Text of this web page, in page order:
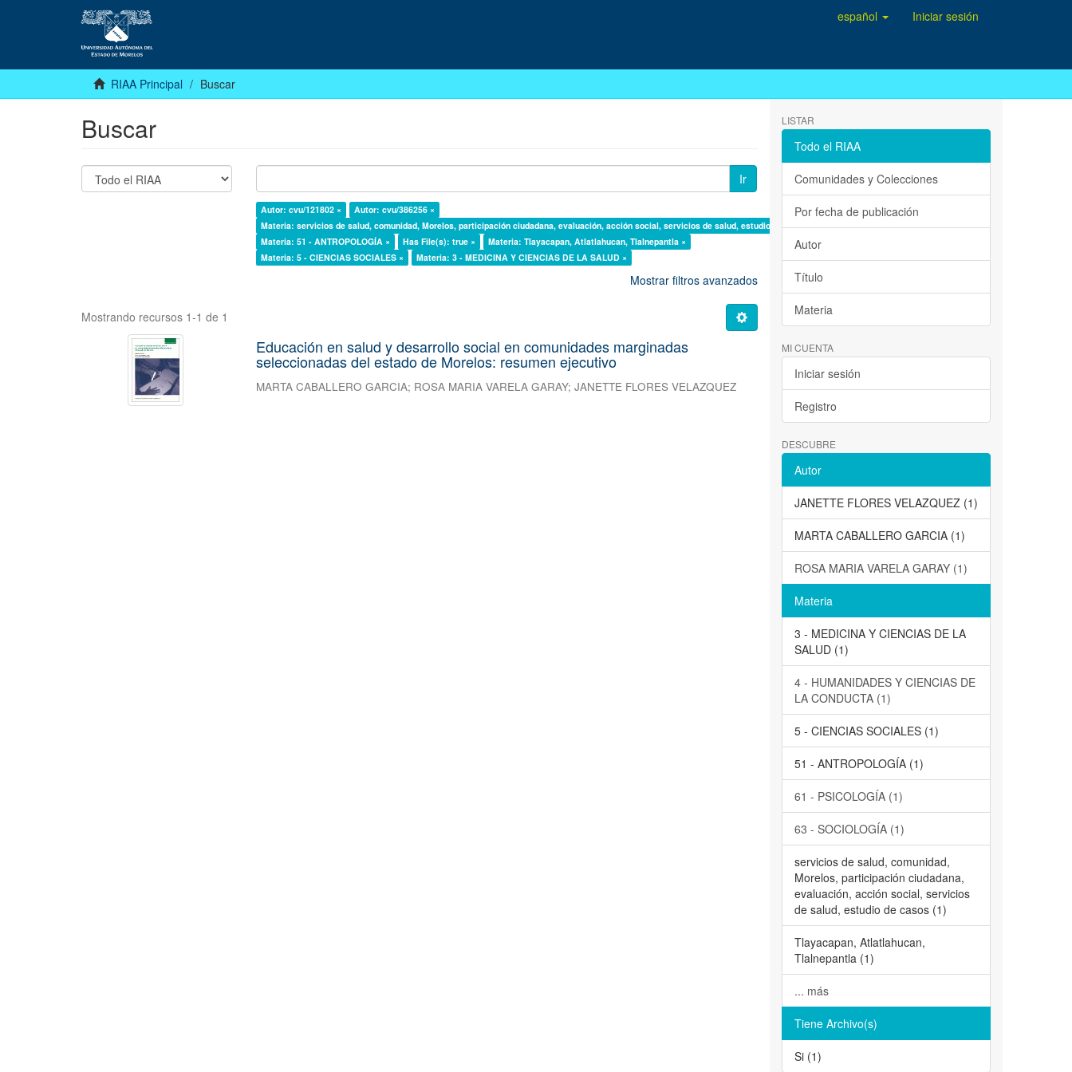
español Iniciar sesión
RIAA Principal Buscar
Buscar
Ir
Autor: cvu/121802 ×
Autor: cvu/386256 ×
Materia: servicios de salud, comunidad, Morelos, participación ciudadana, evaluación, acción social, servicios de salud, estudio de casos ×
Materia: 51 - ANTROPOLOGÍA ×
Has File(s): true ×
Materia: Tlayacapan, Atlatlahucan, Tlalnepantla ×
Materia: 5 - CIENCIAS SOCIALES ×
Materia: 3 - MEDICINA Y CIENCIAS DE LA SALUD ×
Mostrar filtros avanzados
Mostrando recursos 1-1 de 1
Educación en salud y desarrollo social en comunidades marginadas
seleccionadas del estado de Morelos: resumen ejecutivo
MARTA CABALLERO GARCIA; ROSA MARIA VARELA GARAY;JANETTE FLORES VELAZQUEZ
LISTAR
Todo el RIAA
Comunidades y Colecciones
Por fecha de publicación
Autor
Título
Materia
MI CUENTA
Iniciar sesión
Registro
DESCUBRE
Autor
JANETTE FLORES VELAZQUEZ (1)
MARTA CABALLERO GARCIA (1)
ROSA MARIA VARELA GARAY (1)
Materia
3 - MEDICINA Y CIENCIAS DE LA
SALUD (1)
4 - HUMANIDADES Y CIENCIAS DE
LA CONDUCTA (1)
5 - CIENCIAS SOCIALES (1)
51 - ANTROPOLOGÍA (1)
61 - PSICOLOGÍA (1)
63 - SOCIOLOGÍA (1)
servicios de salud, comunidad,
Morelos, participación ciudadana,
evaluación, acción social, servicios
de salud, estudio de casos (1)
Tlayacapan, Atlatlahucan,
Tlalnepantla (1)
... más
Tiene Archivo(s)
Si (1)